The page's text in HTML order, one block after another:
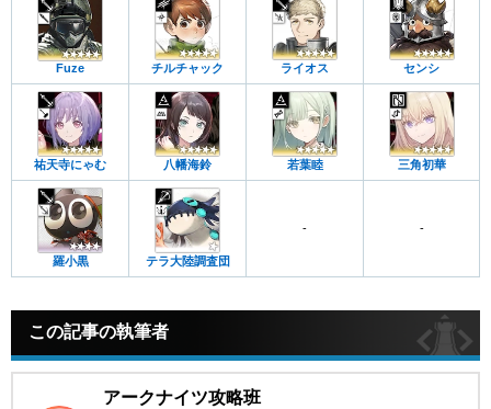
Fuze チルチャック ライオス センシ
祐天寺にゃむ 八幡海鈴 若葉睦 三角初華
羅小黒 テラ大陸調査団
- -
この記事の執筆者
アークナイツ攻略班